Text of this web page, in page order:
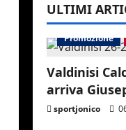
ULTIMI
Promozione
Valdinisi
arriva
sportjonico